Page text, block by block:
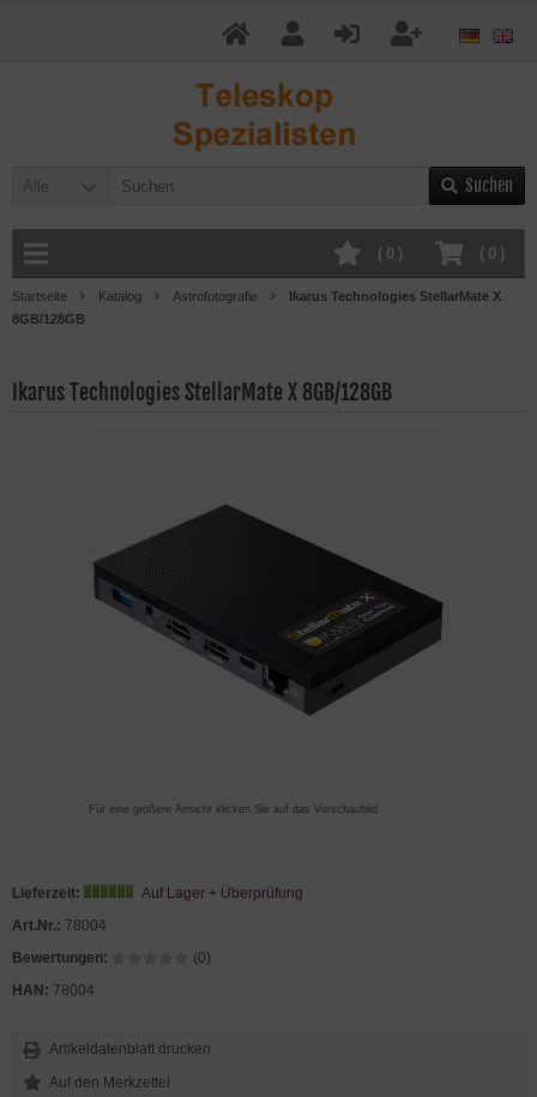
Alle Suchen
( 0 )
( 0 )
Startseite Katalog Astrofotografie
Ikarus Technologies StellarMate X
8GB/128GB
Ikarus Technologies StellarMate X 8GB/128GB
Für eine größere Ansicht klicken Sie auf das Vorschaubild
Lieferzeit:
Auf Lager + Überprüfung
Art.Nr.: 78004
Bewertungen:
(0)
HAN: 78004
Artikeldatenblatt drucken